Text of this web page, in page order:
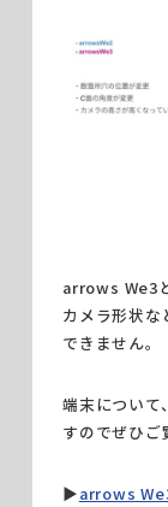
arrows We3
カメラ形状な
できません。
端末について
すのでぜひご
▶︎arrows